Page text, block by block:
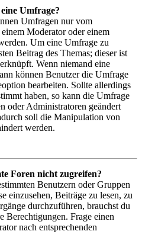
Umfrage?
Umfragen nur vom
Moderator oder einem
Um eine Umfrage zu
Beitrag des Themas; dieser ist
Wenn niemand eine
können Benutzer die Umfrage
bearbeiten. Sollte allerdings
haben, so kann die Umfrage
oder Administratoren geändert
soll die Manipulation von
werden.
Foren nicht zugreifen?
Benutzern oder Gruppen
einzusehen, Beiträge zu lesen, zu
durchzuführen, brauchst du
Berechtigungen. Frage einen
nach entsprechenden